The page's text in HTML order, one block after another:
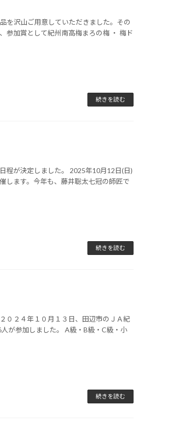
を沢山ご用意していただきました。その
参加賞として紀州南高梅まろの梅 ・ 梅ド
続きを読む
程が決定しました。 2025年10月12日(日)
します。今年も、藤井聡太七冠の師匠で
続きを読む
０２４年１０月１３日、田辺市のＪＡ紀
が参加しました。 A級・B級・C級・小
続きを読む